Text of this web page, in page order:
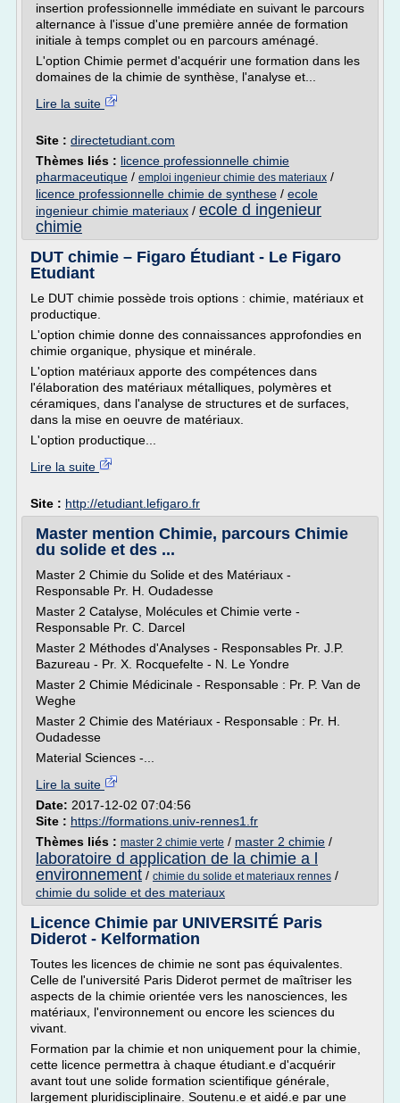
insertion professionnelle immédiate en suivant le parcours
alternance à l'issue d'une première année de formation
initiale à temps complet ou en parcours aménagé.
L'option Chimie permet d'acquérir une formation dans les
domaines de la chimie de synthèse, l'analyse et...
Lire la suite
Site : directetudiant.com
Thèmes liés : licence professionnelle chimie
pharmaceutique / emploi ingenieur chimie des materiaux /
licence professionnelle chimie de synthese / ecole
ingenieur chimie materiaux / ecole d ingenieur
chimie
DUT chimie – Figaro Étudiant - Le Figaro
Etudiant
Le DUT chimie possède trois options : chimie, matériaux et
productique.
L'option chimie donne des connaissances approfondies en
chimie organique, physique et minérale.
L'option matériaux apporte des compétences dans
l'élaboration des matériaux métalliques, polymères et
céramiques, dans l'analyse de structures et de surfaces,
dans la mise en oeuvre de matériaux.
L'option productique...
Lire la suite
Site : http://etudiant.lefigaro.fr
Master mention Chimie, parcours Chimie
du solide et des ...
Master 2 Chimie du Solide et des Matériaux -
Responsable Pr. H. Oudadesse
Master 2 Catalyse, Molécules et Chimie verte -
Responsable Pr. C. Darcel
Master 2 Méthodes d'Analyses - Responsables Pr. J.P.
Bazureau - Pr. X. Rocquefelte - N. Le Yondre
Master 2 Chimie Médicinale - Responsable : Pr. P. Van de
Weghe
Master 2 Chimie des Matériaux - Responsable : Pr. H.
Oudadesse
Material Sciences -...
Lire la suite
Date: 2017-12-02 07:04:56
Site : https://formations.univ-rennes1.fr
Thèmes liés : master 2 chimie verte / master 2 chimie /
laboratoire d application de la chimie a l
environnement / chimie du solide et materiaux rennes /
chimie du solide et des materiaux
Licence Chimie par UNIVERSITÉ Paris
Diderot - Kelformation
Toutes les licences de chimie ne sont pas équivalentes.
Celle de l'université Paris Diderot permet de maîtriser les
aspects de la chimie orientée vers les nanosciences, les
matériaux, l'environnement ou encore les sciences du
vivant.
Formation par la chimie et non uniquement pour la chimie,
cette licence permettra à chaque étudiant.e d'acquérir
avant tout une solide formation scientifique générale,
largement pluridisciplinaire. Soutenu.e et aidé.e par une